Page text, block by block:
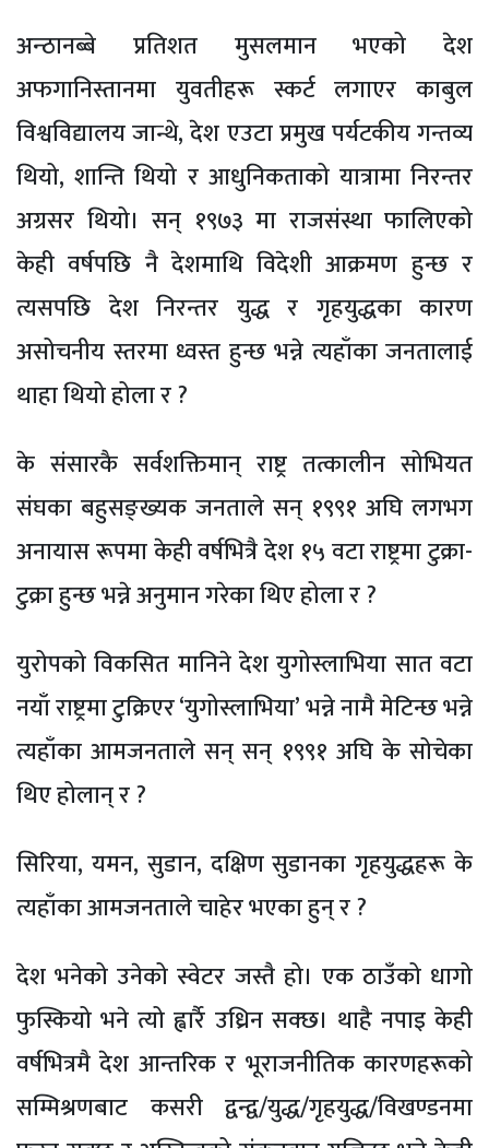
अन्ठानब्बे प्रतिशत मुसलमान भएको देश
अफगानिस्तानमा युवतीहरू स्कर्ट लगाएर काबुल
विश्वविद्यालय जान्थे, देश एउटा प्रमुख पर्यटकीय गन्तव्य
थियो, शान्ति थियो र आधुनिकताको यात्रामा निरन्तर
अग्रसर थियो। सन् १९७३ मा राजसंस्था फालिएको
केही वर्षपछि नै देशमाथि विदेशी आक्रमण हुन्छ र
त्यसपछि देश निरन्तर युद्ध र गृहयुद्धका कारण
असोचनीय स्तरमा ध्वस्त हुन्छ भन्ने त्यहाँका जनतालाई
थाहा थियो होला र ?
के संसारकै सर्वशक्तिमान् राष्ट्र तत्कालीन सोभियत
संघका बहुसङ्ख्यक जनताले सन् १९९१ अघि लगभग
अनायास रूपमा केही वर्षभित्रै देश १५ वटा राष्ट्रमा टुक्रा-
टुक्रा हुन्छ भन्ने अनुमान गरेका थिए होला र ?
युरोपको विकसित मानिने देश युगोस्लाभिया सात वटा
नयाँ राष्ट्रमा टुक्रिएर ‘युगोस्लाभिया’ भन्ने नामै मेटिन्छ भन्ने
त्यहाँका आमजनताले सन् सन् १९९१ अघि के सोचेका
थिए होलान् र ?
सिरिया, यमन, सुडान, दक्षिण सुडानका गृहयुद्धहरू के
त्यहाँका आमजनताले चाहेर भएका हुन् र ?
देश भनेको उनेको स्वेटर जस्तै हो। एक ठाउँको धागो
फुस्कियो भने त्यो ह्वार्रै उध्रिन सक्छ। थाहै नपाइ केही
वर्षभित्रमै देश आन्तरिक र भूराजनीतिक कारणहरूको
सम्मिश्रणबाट कसरी द्वन्द्व/युद्ध/गृहयुद्ध/विखण्डनमा